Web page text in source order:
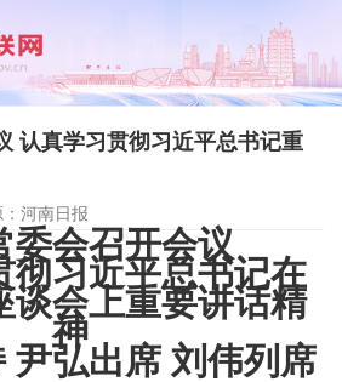
认真学习贯彻习近平总书记重
：河南日报
委会召开会议
彻习近平总书记在
谈会上重要讲话精
神
尹弘出席 刘伟列席